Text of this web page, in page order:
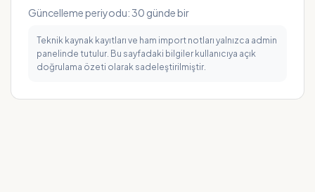
Güncelleme periyodu:30 günde bir
Teknik kaynak kayıtları ve ham import notları yalnızca admin
panelinde tutulur. Bu sayfadaki bilgiler kullanıcıya açık
doğrulama özeti olarak sadeleştirilmiştir.